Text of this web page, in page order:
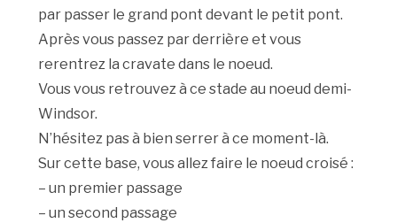
par passer le grand pont devant le petit pont.
Après vous passez par derrière et vous
rerentrez la cravate dans le noeud.
Vous vous retrouvez à ce stade au noeud demi-
Windsor.
N’hésitez pas à bien serrer à ce moment-là.
Sur cette base, vous allez faire le noeud croisé :
– un premier passage
– un second passage